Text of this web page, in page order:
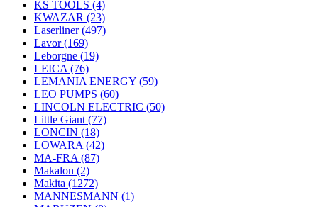
KS TOOLS (4)
KWAZAR (23)
Laserliner(497)
Lavor(169)
Leborgne (19)
LEICA (76)
LEMANIA ENERGY (59)
LEO PUMPS (60)
LINCOLN ELECTRIC (50)
Little Giant (77)
LONCIN (18)
LOWARA (42)
MA-FRA (87)
Makalon (2)
Makita (1272)
MANNESMANN (1)